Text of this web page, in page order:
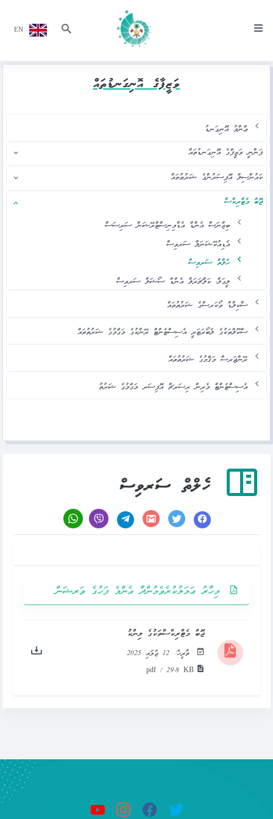
EN
ވަޒީފާގެ އޮނިގަނޑުތައް
ޢާންމު އޮނިގަނޑު
ފަންނީ ވަޒީފާގެ އޮނިގަނޑުތައް
ކައުންސިލް އޮފިސަރުންގެ ޝަރުޠުތައް
ޖޮބް މެޓްރިކްސް
ބިޒްނަސް އެންޑް އެޑްމިނިސްޓްރޭޝަން ސަރިސަސް
އެޑިއުކޭޝަނަލް ސަރވިސް
ހެލްތް ސަރވިސް
ލީގަލް، ކަލްޗަރަލް އެންޑް ސޯޝަލް ސަރވިސް
ސްކިލްޑް ވޯކަރސްގެ ޝަރުތުތައް
ސްކޫލްތަކުގެ ލެބޯރަޓަރީ އެސިސްޓެންޓް ރޭންކުގެ މަގާމުގެ ޝަރުތުތައް
ރޭންޖަރސް މަޤާމުގެ ޝަރުތުތައް
އެސިސްޓެންޓް މެރިން ރިސަރޗް އޮފިސަރ މަގާމުގެ ޝަރުތު
ހެލްތް ސަރވިސް
މިހާރު ޢަމަލުކުރެވެމުންދާ އެންމެ ފަހުގެ ވަރޝަން
ޖޮބް މެޓްރިކްސްތަކުގެ ލިންކު
ތާރީޚް: 12 ޖުލައި 2025
pdf / 29.8 KB